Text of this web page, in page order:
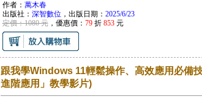
作者： 萬木春
出版社： 深智數位 ，出版日期： 2025/6/23
定價：1080 元，優惠價： 79折 853元
跟我學Windows 11輕鬆操作、高效應用必備
進階應用」教學影片)